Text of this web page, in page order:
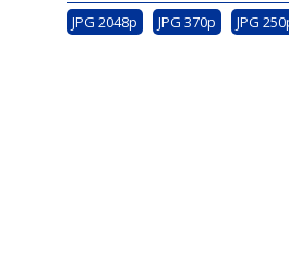
JPG 2048p JPG 370p JPG